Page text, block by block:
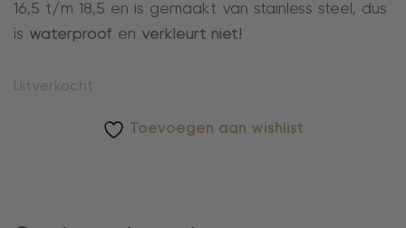
16,5 t/m 18,5 en is gemaakt van stainless steel, dus
is waterproof en verkleurt niet!
Uitverkocht
Toevoegen aan wishlist